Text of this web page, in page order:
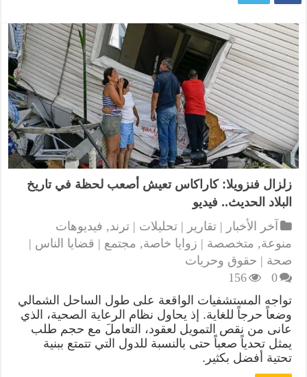
زلزال فنزويلا: كاراكاس تعيش أصعب لحظة في تاريخ
البلاد الحديث.. فيديو
آخر الأخبار | تقارير | تحليلات | ترند, فيديوهات
منوعة, متخصصة | زوايا خاصة, مجتمع | قضايا الناس |
صحة | حقوق وحريات
0
156
تواجه المستشفيات الواقعة على طول الساحل الشمالي
وضعاً حرجاً للغاية. إذ يحاول نظام الرعاية الصحية، الذي
عانى من نقص التمويل لعقود، التعاملَ مع حجم طلب
يمثل تحدياً صعباً حتى بالنسبة للدول التي تتمتع ببنية
تحتية أفضل بكثير.